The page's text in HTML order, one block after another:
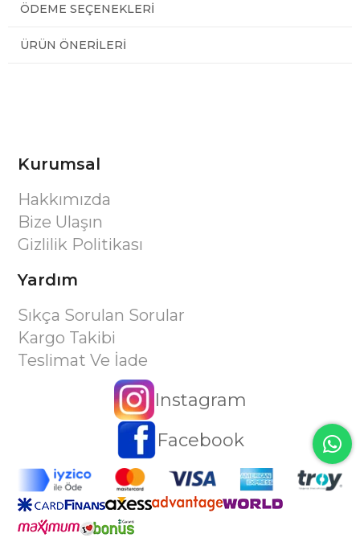
ÖDEME SEÇENEKLERI
ÜRÜN ÖNERILERI
Kurumsal
Hakkımızda
Bize Ulaşın
Gizlilik Politikası
Yardım
Sıkça Sorulan Sorular
Kargo Takibi
Teslimat Ve İade
Instagram
Facebook